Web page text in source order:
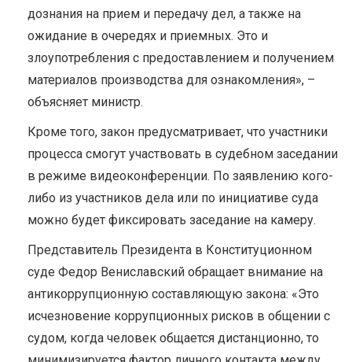
дознания на прием и передачу дел, а также на
ожидание в очередях и приемных. Это и
злоупотребления с предоставлением и получением
материалов производства для ознакомления», –
объясняет министр.
Кроме того, закон предусматривает, что участники
процесса смогут участвовать в судебном заседании
в режиме видеоконференции. По заявлению кого-
либо из участников дела или по инициативе суда
можно будет фиксировать заседание на камеру.
Представитель Президента в Конституционном
суде Федор Вениславский обращает внимание на
антикоррупционную составляющую закона: «Это
исчезновение коррупционных рисков в общении с
судом, когда человек общается дистанционно, то